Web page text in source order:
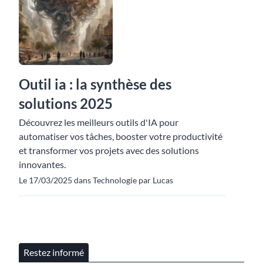
Outil ia : la synthèse des
solutions 2025
Découvrez les meilleurs outils d'IA pour
automatiser vos tâches, booster votre productivité
et transformer vos projets avec des solutions
innovantes.
Le 17/03/2025 dans Technologie par Lucas
Restez informé